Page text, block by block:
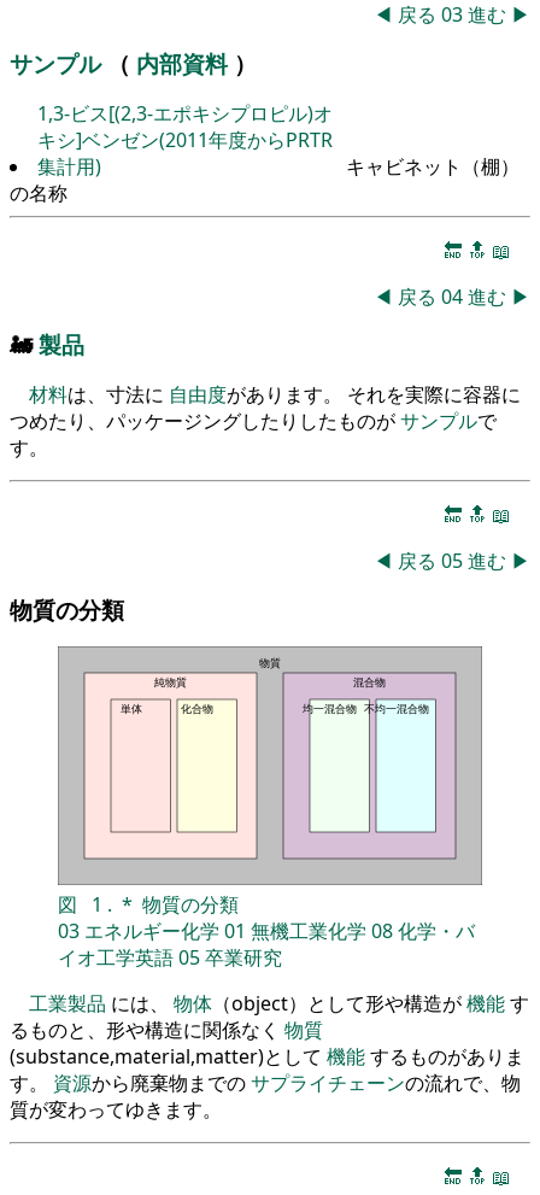
◀ 戻る 03進む ▶
サンプル （ 内部資料 ）
1,3-ビス[(2,3-エポキシプロピル)オ
キシ]ベンゼン(2011年度からPRTR
集計用)
キャビネット（棚）
の名称
🔚 🔝 📖
◀ 戻る 04進む ▶
🚂製品
材料は、寸法に 自由度があります。 それを実際に容器に
つめたり、パッケージングしたりしたものがサンプルで
す。
🔚 🔝 📖
◀ 戻る 05進む ▶
物質の分類
物質
純物質
単体
化合物
混合物
均一混合物 不均一混合物
図 1 . * 物質の分類
03 エネルギー化学 01 無機工業化学 08化学・バ
イオ工学英語05卒業研究
工業製品 には、 物体 （object）として形や構造が機能す
るものと、形や構造に関係なく 物質
(substance,material,matter)として 機能するものがありま
す。 資源から廃棄物までのサプライチェーンの流れで、物
質が変わってゆきます。
🔚 🔝 📖